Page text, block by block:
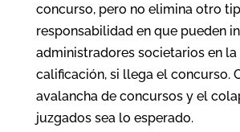
concurso, pero no elimina otro
responsabilidad en que pueden
administradores societarios en la
calificación, si llega el concurso.
avalancha de concursos y el
juzgados sea lo esperado.